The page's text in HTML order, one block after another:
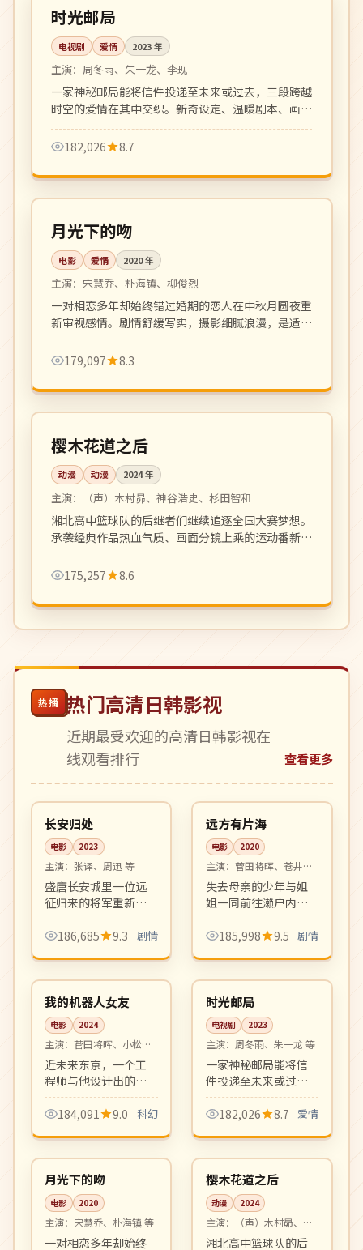
中国
时光邮局
电视剧 爱情 2023年
主演： 周冬雨、朱一龙、李现
一家神秘邮局能将信件投递至未来或过去，三段跨越
时空的爱情在其中交织。新奇设定、温暖剧本、画面
唯美。
182,026
8.7
韩国
高分 108 分钟
月光下的吻
电影 爱情 2020年
主演： 宋慧乔、朴海镇、柳俊烈
一对相恋多年却始终错过婚期的恋人在中秋月圆夜重
新审视感情。剧情舒缓写实，摄影细腻浪漫，是适合
成熟观众的中秋档爱情片。
179,097
8.3
日本
连载中 更新至 12 集
樱木花道之后
动漫 动漫 2024年
主演： （声）木村昴、神谷浩史、杉田智和
湘北高中篮球队的后继者们继续追逐全国大赛梦想。
承袭经典作品热血气质、画面分镜上乘的运动番新
作。
175,257
8.6
热播 热门高清日韩影视
近期最受欢迎的高清日韩影视在
线观看排行
查看更多
中国
4K 99:57
长安归处
电影 2023
主演： 张译、周迅 等
盛唐长安城里一位远
征归来的将军重新寻
回家与人的意义。气
势恢宏的古装历史正
顶级制作。
186,685 9.3 剧情
日本
高分 99:49
远方有片海
电影 2020
主演： 菅田将晖、苍井优
等
失去母亲的少年与姐
姐一同前往濑户内海
寻找母亲遗物。海
风、岛屿、小巷里的
和式家族电影的延
续。
185,998 9.5 剧情
日本
4K 99:42
我的机器人女友
电影 2024
主演： 菅田将晖、小松菜
奈 等
近未来东京，一个工
程师与他设计出的人
工智能女友之间的爱
与遗忘。柔软细腻的
唯美。
184,091 9.0 科幻
中国
完结 24:47
时光邮局
电视剧 2023
主演： 周冬雨、朱一龙 等
一家神秘邮局能将信
件投递至未来或过
去，三段跨越时空的
爱情在其中交织。新
画面唯美。
182,026 8.7 爱情
韩国
高分 99:24
月光下的吻
电影 2020
主演： 宋慧乔、朴海镇 等
一对相恋多年却始终
日本
连载中 12:16
樱木花道之后
动漫 2024
主演：
（声）木村昴、神
谷浩史 等
湘北高中篮球队的后